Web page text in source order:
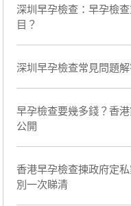
深圳早孕檢查：早孕檢
目？
深圳早孕檢查常見問題
早孕檢查要幾多錢？香
公開
香港早孕檢查揀政府定
別一次睇清